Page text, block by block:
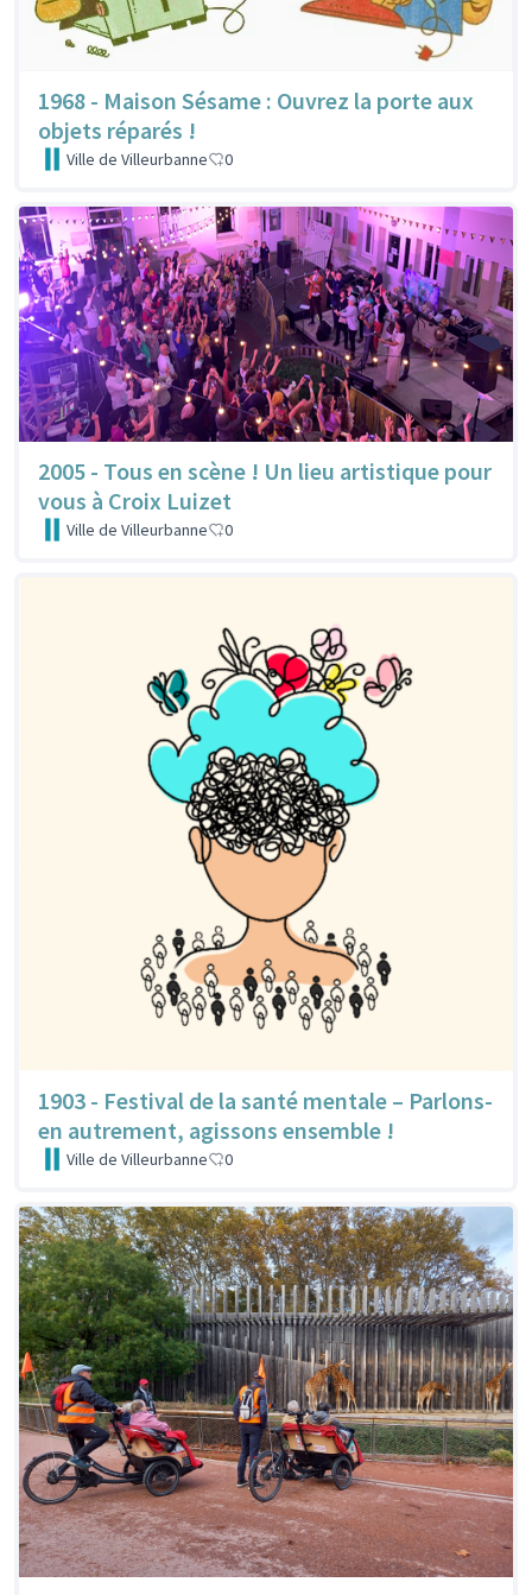
1968 - Maison Sésame : Ouvrez la porte aux
objets réparés !
Ville de Villeurbanne 0
2005 - Tous en scène ! Un lieu artistique pour
vous à Croix Luizet
Ville de Villeurbanne 0
1903 - Festival de la santé mentale – Parlons-
en autrement, agissons ensemble !
Ville de Villeurbanne 0